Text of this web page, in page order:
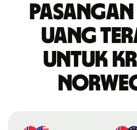
uang
untuk